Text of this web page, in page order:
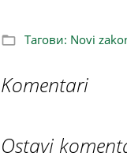
Тагови: Novi
Komentari
Ostavi